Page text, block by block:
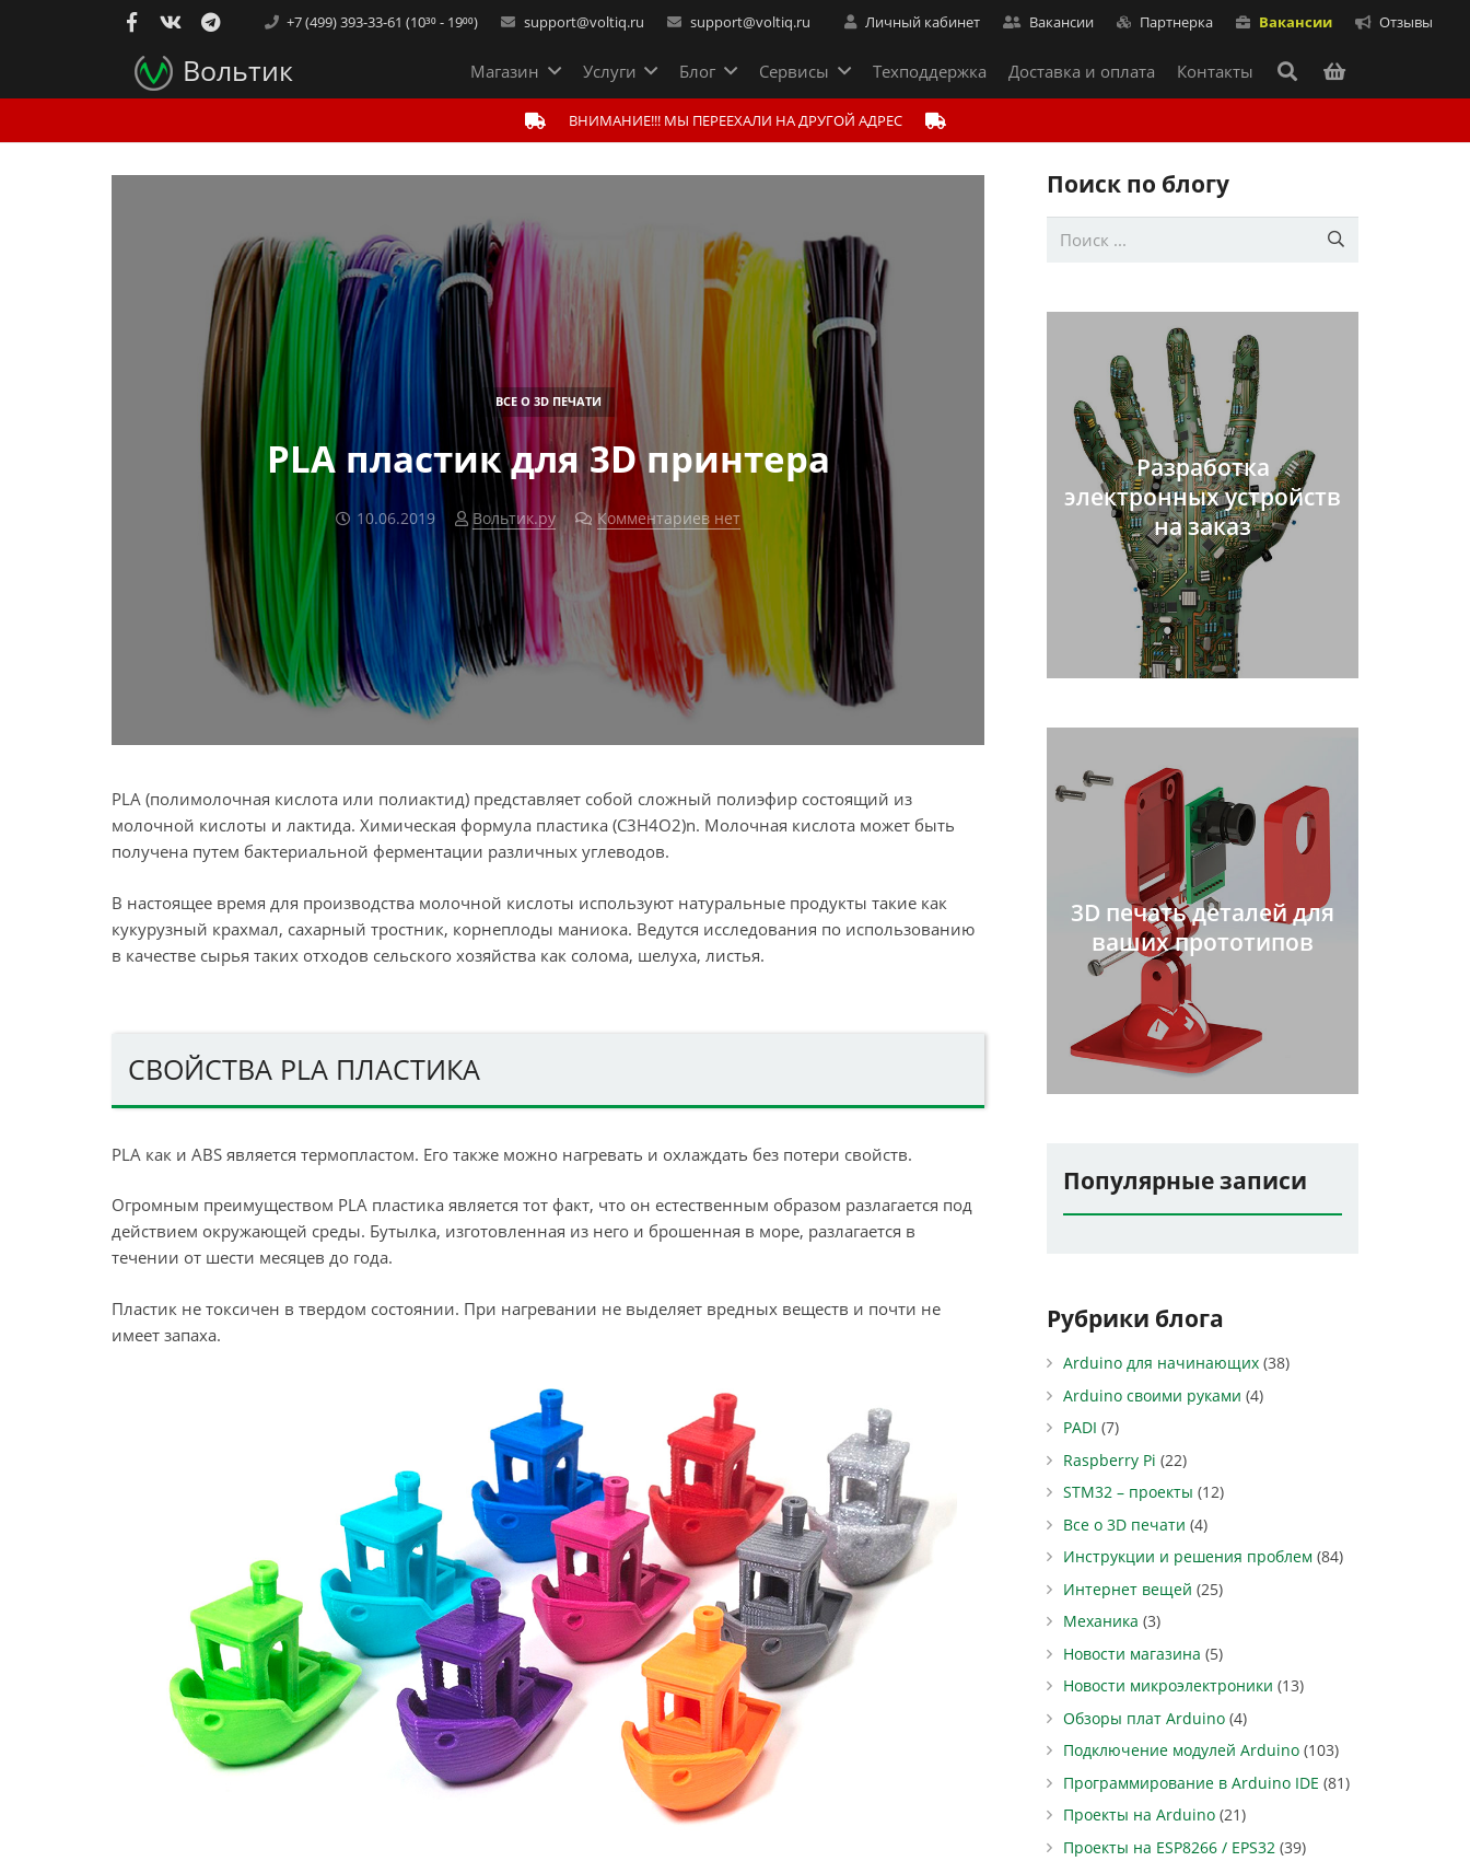
+7 (499) 393-33-61 (10³⁰ - 19⁰⁰) support@voltiq.ru support@voltiq.ru Личный кабинет Вакансии Партнерка Вакансии Отзывы
Вольтик Магазин Услуги Блог Сервисы Техподдержка Доставка и оплата Контакты
ВНИМАНИЕ!!! МЫ ПЕРЕЕХАЛИ НА ДРУГОЙ АДРЕС
PLA пластик для 3D принтера
10.06.2019 Вольтик.ру
ВСЕ О 3D ПЕЧАТИ
Комментариев нет
PLA (полимолочная кислота или полиактид) представляет собой сложный полиэфир состоящий из
молочной кислоты и лактида. Химическая формула пластика (C3H4O2)n. Молочная кислота может быть
получена путем бактериальной ферментации различных углеводов.
В настоящее время для производства молочной кислоты используют натуральные продукты такие как
кукурузный крахмал, сахарный тростник, корнеплоды маниока. Ведутся исследования по использованию
в качестве сырья таких отходов сельского хозяйства как солома, шелуха, листья.
СВОЙСТВА PLA ПЛАСТИКА
PLA как и ABS является термопластом. Его также можно нагревать и охлаждать без потери свойств.
Огромным преимуществом PLA пластика является тот факт, что он естественным образом разлагается под
действием окружающей среды. Бутылка, изготовленная из него и брошенная в море, разлагается в
течении от шести месяцев до года.
Пластик не токсичен в твердом состоянии. При нагревании не выделяет вредных веществ и почти не
имеет запаха.
Поиск по блогу
Разработка
электронных устройств
на заказ
3D печать деталей для
ваших прототипов
Популярные записи
Рубрики блога
Arduino для начинающих (38)
Arduino своими руками (4)
PADI (7)
Raspberry Pi (22)
STM32 – проекты (12)
Все о 3D печати (4)
Инструкции и решения проблем (84)
Интернет вещей (25)
Механика (3)
Новости магазина (5)
Новости микроэлектроники (13)
Обзоры плат Arduino (4)
Подключение модулей Arduino (103)
Программирование в Arduino IDE (81)
Проекты на Arduino (21)
Проекты на ESP8266 / EPS32 (39)